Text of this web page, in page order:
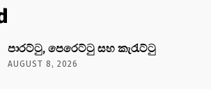
පාරට්ටු, පෙරෙට්ටු සහ කැරැට්ටු
AUGUST 8, 2026